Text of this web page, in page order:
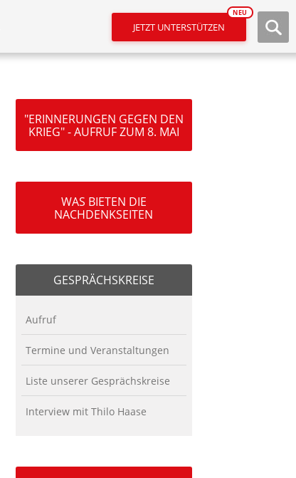
JETZT UNTERSTÜTZEN
NEU
"ERINNERUNGEN GEGEN DEN
KRIEG" - AUFRUF ZUM 8. MAI
WAS BIETEN DIE
NACHDENKSEITEN
GESPRÄCHSKREISE
Aufruf
Termine und Veranstaltungen
Liste unserer Gesprächskreise
Interview mit Thilo Haase